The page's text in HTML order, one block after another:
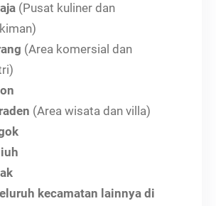
(Pusat kuliner dan
(Area komersial dan
(Area wisata dan villa)
kecamatan lainnya di